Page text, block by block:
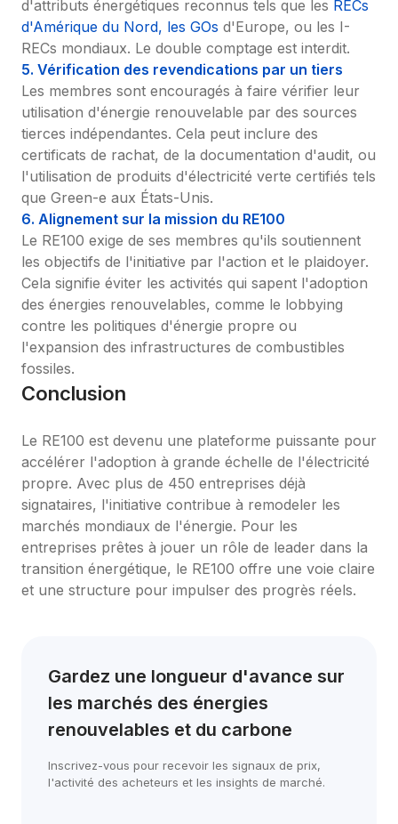
d'attributs énergétiques reconnus tels que les RECs
d'Amérique du Nord, les GOs d'Europe, ou les I-
RECs mondiaux. Le double comptage est interdit.
5. Vérification des revendications par un tiers
Les membres sont encouragés à faire vérifier leur
utilisation d'énergie renouvelable par des sources
tierces indépendantes. Cela peut inclure des
certificats de rachat, de la documentation d'audit, ou
l'utilisation de produits d'électricité verte certifiés tels
que Green-e aux États-Unis.
6. Alignement sur la mission du RE100
Le RE100 exige de ses membres qu'ils soutiennent
les objectifs de l'initiative par l'action et le plaidoyer.
Cela signifie éviter les activités qui sapent l'adoption
des énergies renouvelables, comme le lobbying
contre les politiques d'énergie propre ou
l'expansion des infrastructures de combustibles
fossiles.
Conclusion
Le RE100 est devenu une plateforme puissante pour
accélérer l'adoption à grande échelle de l'électricité
propre. Avec plus de 450 entreprises déjà
signataires, l'initiative contribue à remodeler les
marchés mondiaux de l'énergie. Pour les
entreprises prêtes à jouer un rôle de leader dans la
transition énergétique, le RE100 offre une voie claire
et une structure pour impulser des progrès réels.
Gardez une longueur d'avance sur
les marchés des énergies
renouvelables et du carbone
Inscrivez-vous pour recevoir les signaux de prix,
l'activité des acheteurs et les insights de marché.